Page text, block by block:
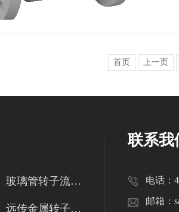
首页 上一页
玻璃管转子流量计
远传金属转子流量计
联系我
电话：
邮箱：